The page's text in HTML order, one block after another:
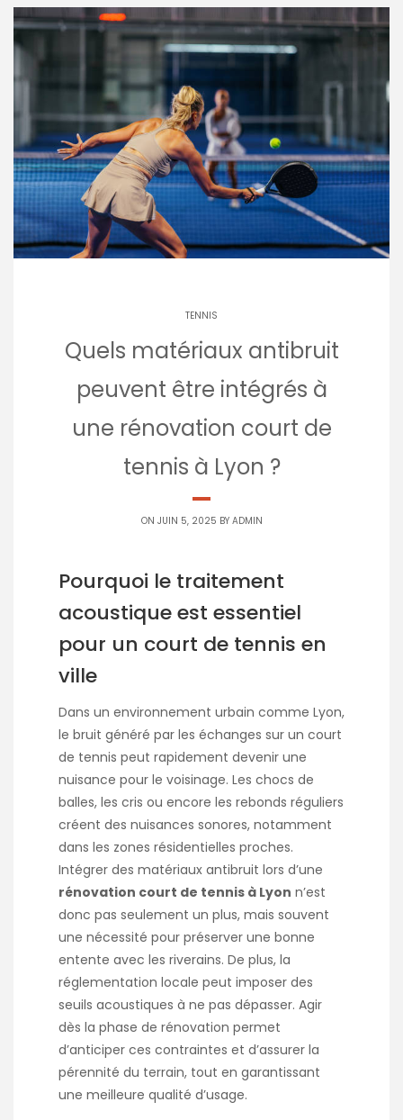
TENNIS
Quels matériaux antibruit
peuvent être intégrés à
une rénovation court de
tennis à Lyon ?
ON JUIN 5, 2025 BY ADMIN
Pourquoi le traitement
acoustique est essentiel
pour un court de tennis en
ville
Dans un environnement urbain comme Lyon,
le bruit généré par les échanges sur un court
de tennis peut rapidement devenir une
nuisance pour le voisinage. Les chocs de
balles, les cris ou encore les rebonds réguliers
créent des nuisances sonores, notamment
dans les zones résidentielles proches.
Intégrer des matériaux antibruit lors d’une
rénovation court de tennis à Lyon n’est
donc pas seulement un plus, mais souvent
une nécessité pour préserver une bonne
entente avec les riverains. De plus, la
réglementation locale peut imposer des
seuils acoustiques à ne pas dépasser. Agir
dès la phase de rénovation permet
d’anticiper ces contraintes et d’assurer la
pérennité du terrain, tout en garantissant
une meilleure qualité d’usage.